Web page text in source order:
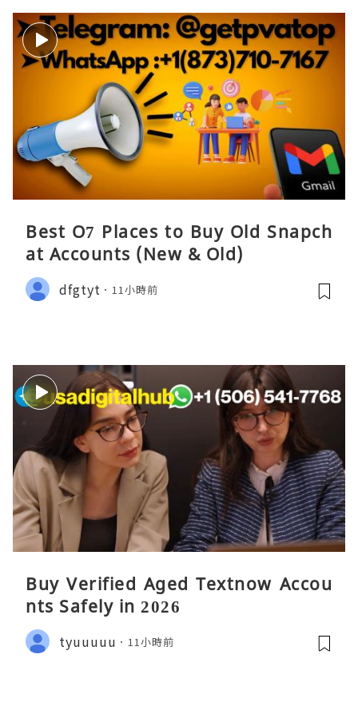
Best O7 Places to Buy Old Snapch
at Accounts (New & Old)
dfgtyt 11小時前
Buy Verified Aged Textnow Accou
nts Safely in 2026
tyuuuuu 11小時前